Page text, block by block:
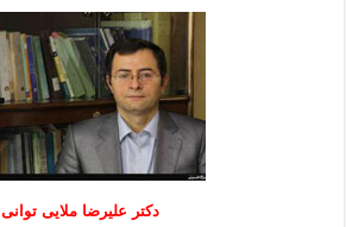
دكتر عليرضا ملايى توانی